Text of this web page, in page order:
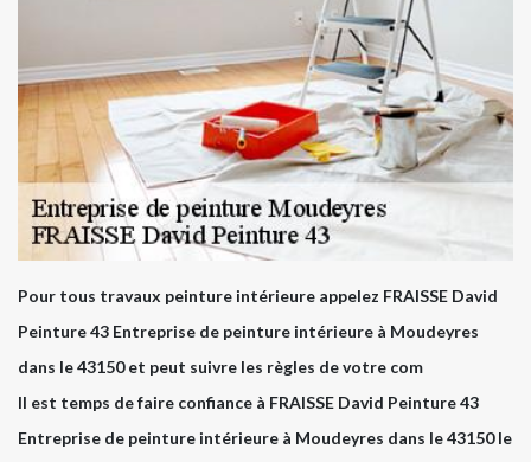
Pour tous travaux peinture intérieure appelez FRAISSE David
Peinture 43 Entreprise de peinture intérieure à Moudeyres
dans le 43150 et peut suivre les règles de votre com
Il est temps de faire confiance à FRAISSE David Peinture 43
Entreprise de peinture intérieure à Moudeyres dans le 43150 le